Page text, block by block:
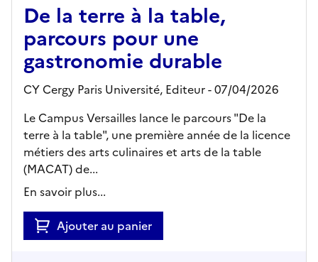
De la terre à la table,
parcours pour une
gastronomie durable
CY Cergy Paris Université, Editeur- 07/04/2026
Le Campus Versailles lance le parcours "De la
terre à la table", une première année de la licence
métiers des arts culinaires et arts de la table
(MACAT) de...
En savoir plus...
Ajouter au panier